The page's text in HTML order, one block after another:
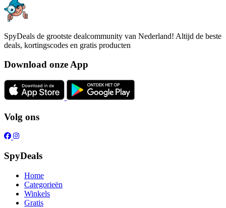
SpyDeals de grootste dealcommunity van Nederland! Altijd de beste
deals, kortingscodes en gratis producten
Download onze App
Volg ons
SpyDeals
Home
Categorieën
Winkels
Gratis